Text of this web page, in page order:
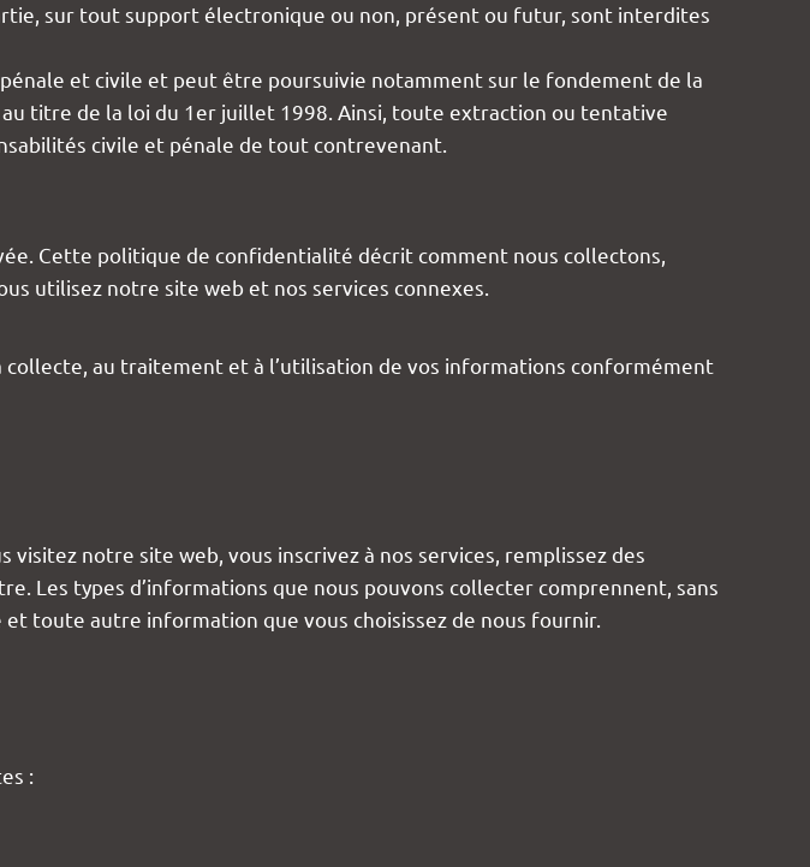
sur tout support électronique ou non, présent ou futur, sont interdites
et civile et peut être poursuivie notamment sur le fondement de la
titre de la loi du 1er juillet 1998. Ainsi, toute extraction ou tentative
civile et pénale de tout contrevenant.
Cette politique de confidentialité décrit comment nous collectons,
utilisez notre site web et nos services connexes.
au traitement et à l’utilisation de vos informations conformément
notre site web, vous inscrivez à nos services, remplissez des
Les types d’informations que nous pouvons collecter comprennent, sans
toute autre information que vous choisissez de nous fournir.
: